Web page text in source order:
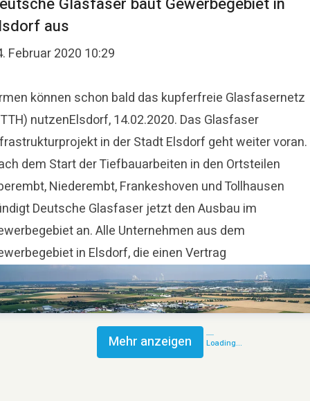
aus
Februar 2020 10:29
können schon bald das kupferfreie Glasfasernetz
nutzenElsdorf, 14.02.2020. Das Glasfaser
in der Stadt Elsdorf geht weiter voran.
dem Start der Tiefbauarbeiten in den Ortsteilen
Niederembt, Frankeshoven und Tollhausen
Deutsche Glasfaser jetzt den Ausbau im
an. Alle Unternehmen aus dem
in Elsdorf, die einen Vertrag
Mehr anzeigen Loading...